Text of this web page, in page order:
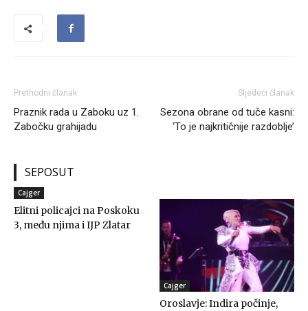
Prethodni članak
Praznik rada u Zaboku uz 1.
Zabočku grahijadu
Sljedeći članak
Sezona obrane od tuče kasni:
‘To je najkritičnije razdoblje’
SEPOSUT
Cajger
Elitni policajci na Poskoku
3, među njima i IJP Zlatar
Cajger
Oroslavje: Indira počinje,